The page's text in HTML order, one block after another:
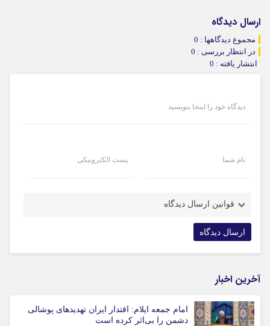
ارسال دیدگاه
مجموع دیدگاهها : 0
در انتظار بررسی : 0
انتشار یافته : 0
دیدگاه خود را اینجا بنویسید
نام شما پست الکترونیکی
قوانین ارسال دیدگاه
آخرین اخبار
امام جمعه ایلام: اقتدار ایران تهدیدهای پوشالی
دشمن را بی‌اثر کرده است